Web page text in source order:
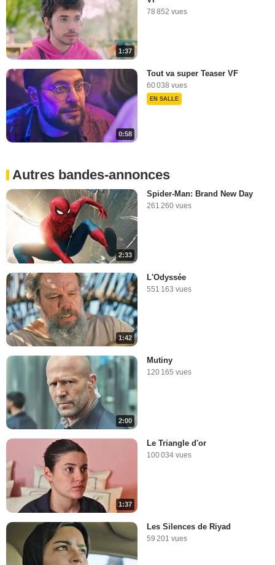
1:37
78 852 vues
0:58
Tout va super Teaser VF
60 038 vues
EN SALLE
Autres bandes-annonces
2:33
Spider-Man: Brand New Day
261 260 vues
1:42
L'Odyssée
551 163 vues
2:00
Mutiny
120 165 vues
1:37
Le Triangle d'or
100 034 vues
Les Silences de Riyad
59 201 vues